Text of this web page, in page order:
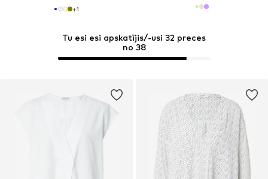
Tu esi esi apskatījis/-usi 32 preces
no 38
+1